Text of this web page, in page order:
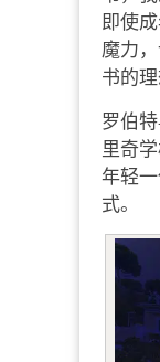
即使
魔力
书的理
罗伯
里奇
年轻
式。